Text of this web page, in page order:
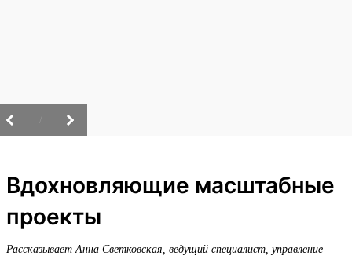
Вдохновляющие масштабные
проекты
Рассказывает Анна Светковская, ведущий специалист, управление